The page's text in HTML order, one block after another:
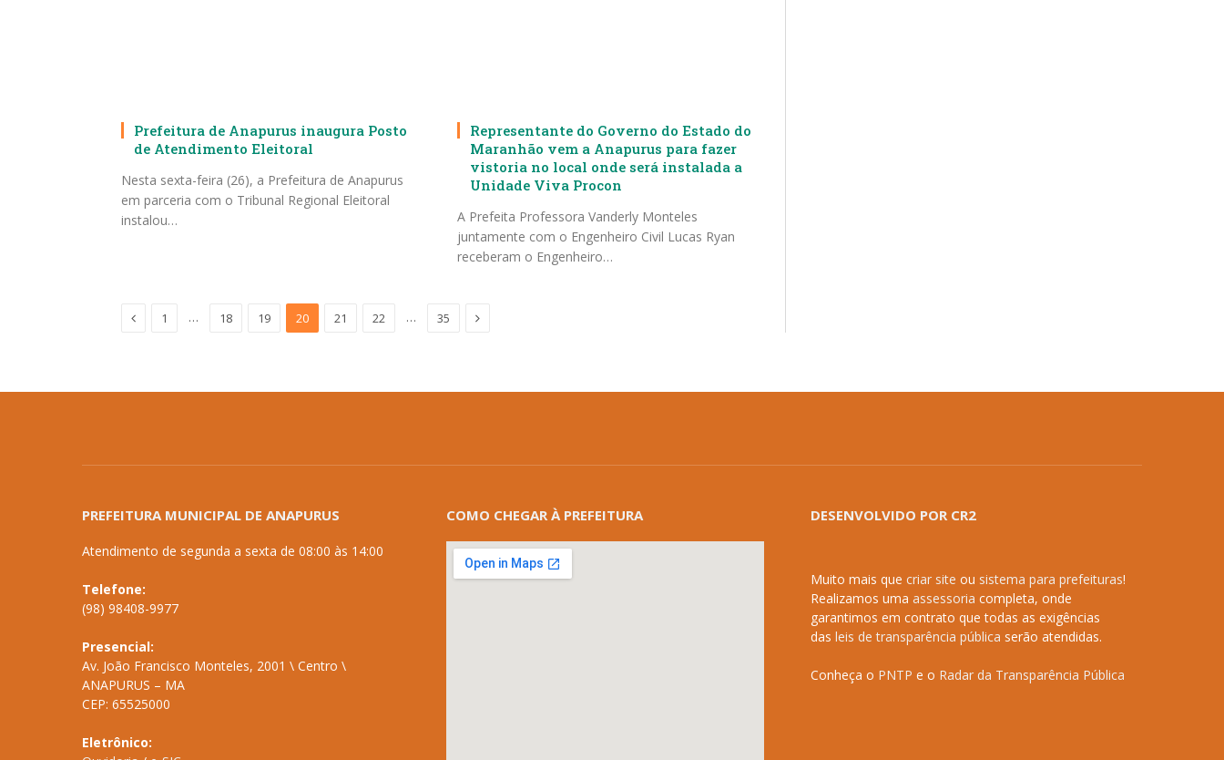
Prefeitura de Anapurus inaugura Posto
de Atendimento Eleitoral
Nesta sexta-feira (26), a Prefeitura de Anapurus
em parceria com o Tribunal Regional Eleitoral
instalou…
Representante do Governo do Estado do
Maranhão vem a Anapurus para fazer
vistoria no local onde será instalada a
Unidade Viva Procon
A Prefeita Professora Vanderly Monteles
juntamente com o Engenheiro Civil Lucas Ryan
receberam o Engenheiro…
Anterior
1 … 18 19 20 21 22 … 35 Proximo
PREFEITURA MUNICIPAL DE ANAPURUS
Atendimento de segunda a sexta de 08:00 às 14:00
Telefone:
(98) 98408-9977
Presencial:
Av. João Francisco Monteles, 2001 \ Centro \
ANAPURUS – MA
CEP: 65525000
Eletrônico:
COMO CHEGAR À PREFEITURA DESENVOLVIDO POR CR2
Muito mais que criar site ou sistema para prefeituras!
Realizamos uma assessoria completa, onde
garantimos em contrato que todas as exigências
das leis de transparência pública serão atendidas.
Conheça o PNTP e o Radar da Transparência Pública